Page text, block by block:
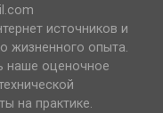
источников и
жизненного опыта.
наше оценочное
на практике.